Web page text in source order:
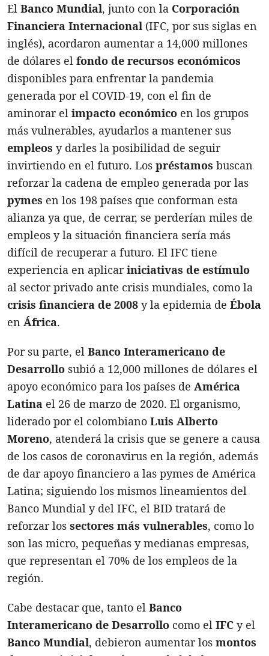
El Banco Mundial, junto con la Corporación
Financiera Internacional (IFC, por sus siglas en
inglés), acordaron aumentar a 14,000 millones
de dólares el fondo de recursos económicos
disponibles para enfrentar la pandemia
generada por el COVID-19, con el fin de
aminorar el impacto económico en los grupos
más vulnerables, ayudarlos a mantener sus
empleos y darles la posibilidad de seguir
invirtiendo en el futuro. Los préstamos buscan
reforzar la cadena de empleo generada por las
pymes en los 198 países que conforman esta
alianza ya que, de cerrar, se perderían miles de
empleos y la situación financiera sería más
difícil de recuperar a futuro. El IFC tiene
experiencia en aplicariniciativas de estímulo
al sector privado ante crisis mundiales, como la
crisis financiera de 2008 y la epidemia de Ébola
en África.
Por su parte, el Banco Interamericano de
Desarrollo subió a 12,000 millones de dólares el
apoyo económico para los países de América
Latina el 26 de marzo de 2020. El organismo,
liderado por el colombiano Luis Alberto
Moreno, atenderá la crisis que se genere a causa
de los casos de coronavirus en la región, además
de dar apoyo financiero a las pymes de América
Latina; siguiendo los mismos lineamientos del
Banco Mundial y del IFC, el BID tratará de
reforzar los sectores más vulnerables, como lo
son las micro, pequeñas y medianas empresas,
que representan el 70% de los empleos de la
región.
Cabe destacar que, tanto el Banco
Interamericano de Desarrollo como el IFC y el
Banco Mundial, debieron aumentar los montos